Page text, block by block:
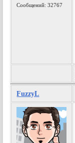
Сообщений: 32767
FuzzyL